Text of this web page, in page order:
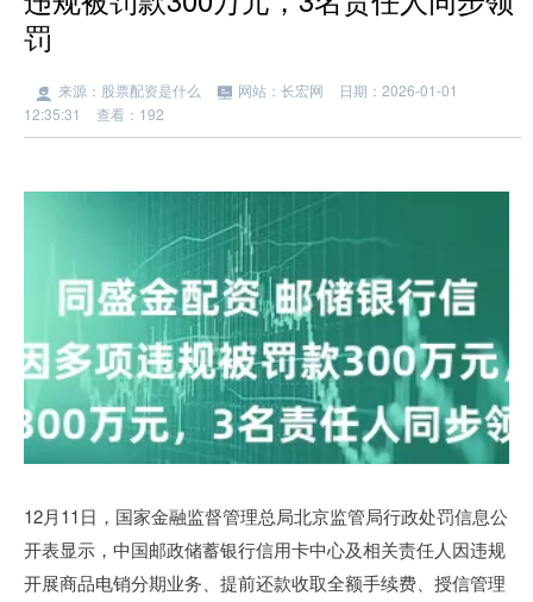
罚
来源：股票配资是什么 网站：长宏网
日期：2026-01-01
12:35:31
查看：192
12月11日，国家金融监督管理总局北京监管局行政处罚信息公
开表显示，中国邮政储蓄银行信用卡中心及相关责任人因违规
开展商品电销分期业务、提前还款收取全额手续费、授信管理